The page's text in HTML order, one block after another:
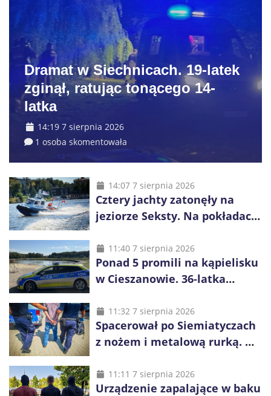
Dramat w Siechnicach. 19-latek
zginął, ratując tonącego 14-
latka
14:19 7 sierpnia 2026
1 osoba skomentowała
14:07 7 sierpnia 2026
Cztery jachty zatonęły na
jeziorze Seksty. Na pokładach
małoletnich
11:40 7 sierpnia 2026
Ponad 5 promili na kąpielisku
w Cieszanowie. 36-latka
z wody
11:32 7 sierpnia 2026
Spacerował po Siemiatyczach
z nożem i metalową rurką. W
alkohol i perfumy
11:11 7 sierpnia 2026
Urządzenie zapalające w baku